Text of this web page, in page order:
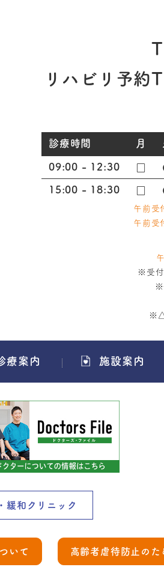
リハビリ予約
診療時間 月
09:00 - 12:30
15:00 - 18:30
午前受
午前受
※受付
※
※
療案内 施設案内
緩和クリニック
いて 高齢者虐待防止のた